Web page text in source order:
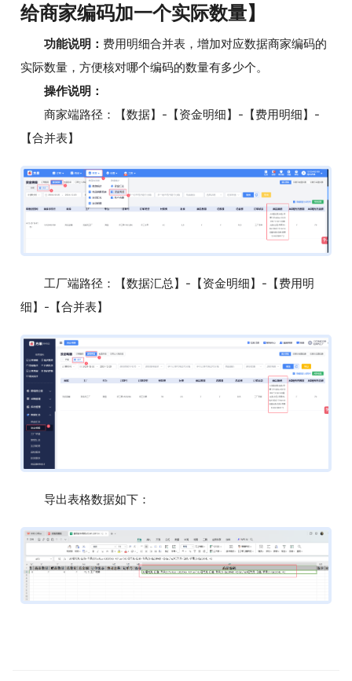
给商家编码加一个实际数量】
功能说明： 费用明细合并表，增加对应数据商家编码的
实际数量，方便核对哪个编码的数量有多少个。
操作说明：
商家端路径：【数据】-【资金明细】-【费用明细】-
【合并表】
工厂端路径：【数据汇总】-【资金明细】-【费用明
细】-【合并表】
导出表格数据如下：